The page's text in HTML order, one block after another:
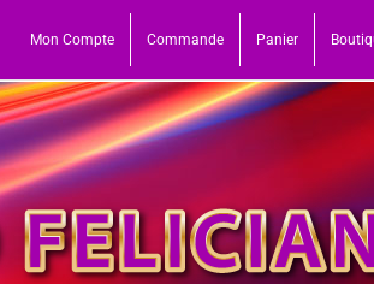
Mon Compte Commande Panier